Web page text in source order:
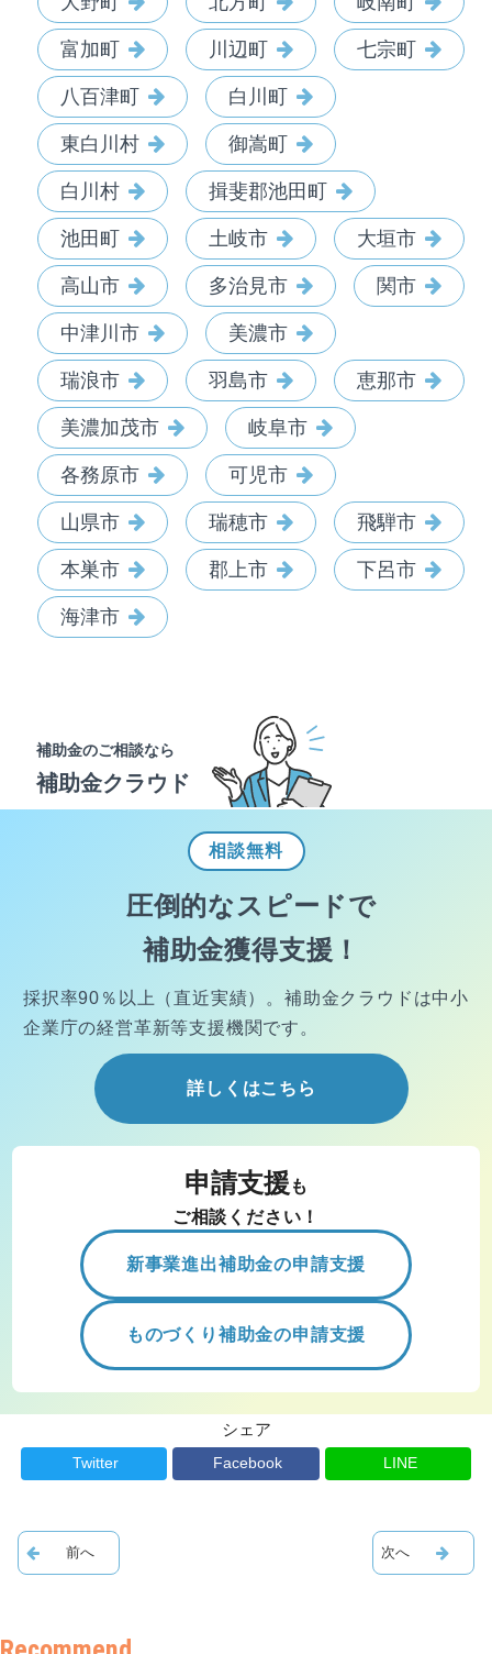
富加町 川辺町 七宗町
八百津町 白川町
東白川村 御嵩町
白川村 揖斐郡池田町
池田町 土岐市 大垣市
高山市 多治見市 関市
中津川市 美濃市
瑞浪市 羽島市 恵那市
美濃加茂市 岐阜市
各務原市 可児市
山県市 瑞穂市 飛騨市
本巣市 郡上市 下呂市
海津市
補助金のご相談なら
補助金クラウド
相談無料
圧倒的なスピードで
補助金獲得支援！
採択率90％以上（直近実績）。 補助金クラウドは中小
企業庁の経営革新等支援機関です。
詳しくはこちら
申請支援 も
ご相談ください！
新事業進出補助金の申請支援
ものづくり補助金の申請支援
シェア
Twitter Facebook LINE